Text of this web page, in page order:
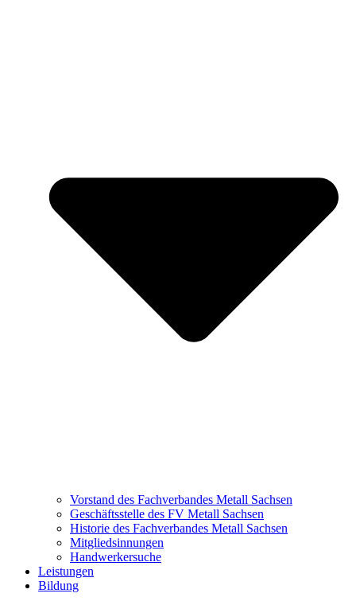
Vorstand des Fachverbandes Metall Sachsen
Geschäftsstelle des FV Metall Sachsen
Historie des Fachverbandes Metall Sachsen
Mitgliedsinnungen
Handwerkersuche
Leistungen
Bildung